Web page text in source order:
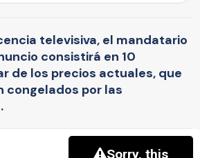
televisiva, el mandatario
consistirá en 10
de los precios actuales, que
congelados por las